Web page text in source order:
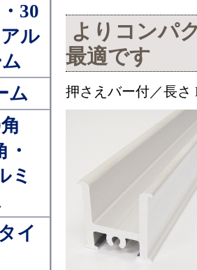
30
ル
ム
ミ
イ
よりコンパ
最適です
押さえバー付／長さ